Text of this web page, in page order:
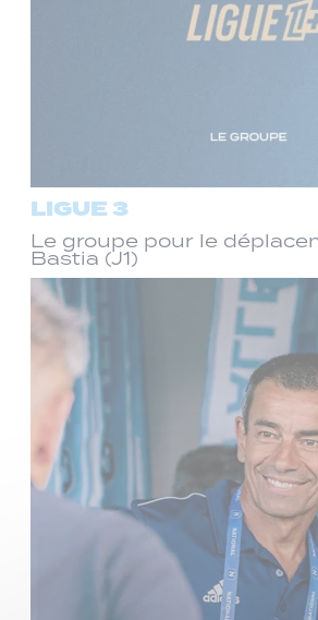
LIGUE 3
Le groupe pour le
Bastia (J1)